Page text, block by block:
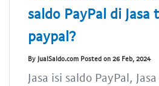
saldo PayPal di Jasa
paypal?
By JualSaldo.com Posted on 26 Feb, 2024
Jasa isi saldo PayPal,